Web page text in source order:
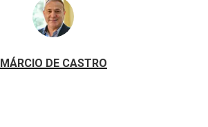
MÁRCIO DE CASTRO